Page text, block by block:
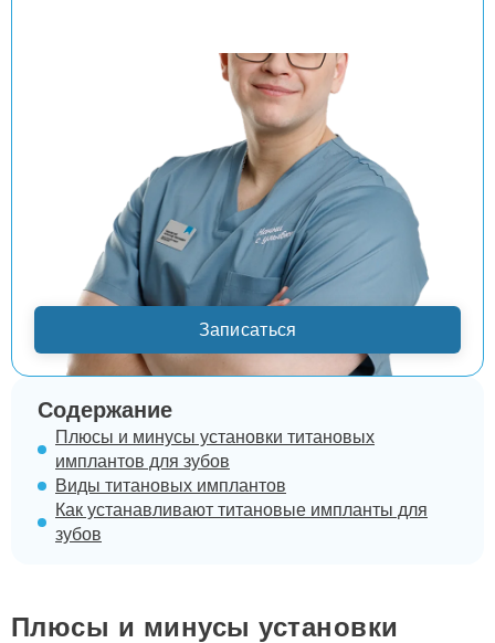
Содержание
Плюсы и минусы установки титановых
имплантов для зубов
Виды титановых имплантов
Как устанавливают титановые импланты для
зубов
Плюсы и минусы установки
Записаться